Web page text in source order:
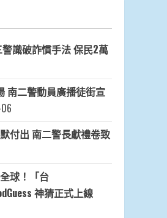
識破詐慣手法 保民2萬
南二警動員廣播徒街宣
付出 南二警長獻禮卷致
球！「台
神猜正式上線